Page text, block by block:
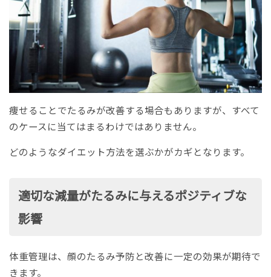
痩せることでたるみが改善する場合もありますが、すべて
のケースに当てはまるわけではありません。
どのようなダイエット方法を選ぶかがカギとなります。
適切な減量がたるみに与えるポジティブな
影響
体重管理は、顔のたるみ予防と改善に一定の効果が期待で
きます。